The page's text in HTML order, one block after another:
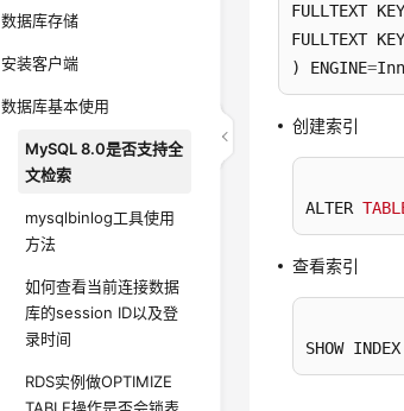
数据库存储
安装客户端
数据库基本使用
MySQL 8.0是否支持全
文检索
mysqlbinlog工具使用
方法
如何查看当前连接数据
库的session ID以及登
录时间
RDS实例做OPTIMIZE
) ENGINE=
创建索引
ALTER
查看索引
SHOW INDEX